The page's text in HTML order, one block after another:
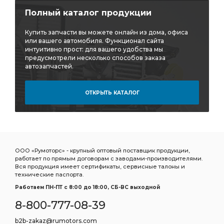
тройник горизонтальный CAMOZZI D6412
горизонтальный CAMOZZI D6412
Дв.Д-21 Д-120 Трактора:ВМТЗ
Дв.Д-21 Д-120 Трактора:ВМТЗ Т-25/Т-16
ГАЗ-52 52-04-1000104 ГАЗ УАЗ Дв.
ГАЗ УАЗ Дв. ЗМЗ-402 УАЗ Дв. ЗМЗ-402
УАЗ Дв. ЗМЗ-402 УМЗ-421
Комплект коренных вкладышей 1,50
Полный каталог продукции
Купить запчасти вы можете онлайн из дома, офиса
или вашего автомобиля. Функционал сайта
интуитивно прост: для вашего удобства мы
предусмотрели несколько способов заказа
автозапчастей.
ОТКРЫТЬ КАТАЛОГ
ООО «Румоторс» - крупный оптовый поставщик продукции,
работает по прямым договорам с заводами-производителями.
Вся продукция имеет сертификаты, сервисные талоны и
технические паспорта.
Работаем ПН-ПТ c 8:00 до 18:00, СБ-ВС выходной
8-800-777-08-39
b2b-zakaz@rumotors.com